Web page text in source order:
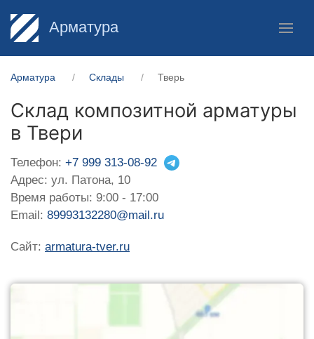
Арматура
Арматура Склады Тверь
Склад композитной арматуры
в Твери
Телефон: +7 999 313-08-92
Адрес: ул. Патона, 10
Время работы: 9:00 - 17:00
Email: 89993132280@mail.ru
Сайт: armatura-tver.ru